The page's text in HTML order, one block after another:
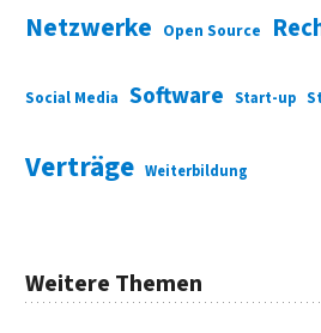
Netzwerke Open Source
Social Media Software Start-up
Verträge Weiterbildung
Weitere Themen